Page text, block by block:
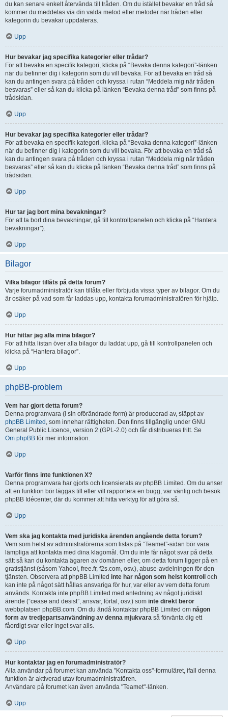
du kan senare enkelt återvända till tråden. Om du istället bevakar en tråd så
kommer du meddelas via din valda metod eller metoder när tråden eller
kategorin du bevakar uppdateras.
Upp
Hur bevakar jag specifika kategorier eller trådar?
För att bevaka en specifik kategori, klicka på “Bevaka denna kategori”-länken
när du befinner dig i kategorin som du vill bevaka. För att bevaka en tråd så
kan du antingen svara på tråden och kryssa i rutan “Meddela mig när tråden
besvaras” eller så kan du klicka på länken “Bevaka denna tråd” som finns på
trådsidan.
Upp
Hur bevakar jag specifika kategorier eller trådar?
För att bevaka en specifik kategori, klicka på “Bevaka denna kategori”-länken
när du befinner dig i kategorin som du vill bevaka. För att bevaka en tråd så
kan du antingen svara på tråden och kryssa i rutan “Meddela mig när tråden
besvaras” eller så kan du klicka på länken “Bevaka denna tråd” som finns på
trådsidan.
Upp
Hur tar jag bort mina bevakningar?
För att ta bort dina bevakningar, gå till kontrollpanelen och klicka på “Hantera
bevakningar”).
Upp
Bilagor
Vilka bilagor tillåts på detta forum?
Varje forumadministratör kan tillåta eller förbjuda vissa typer av bilagor. Om du
är osäker på vad som får laddas upp, kontakta forumadministratören för hjälp.
Upp
Hur hittar jag alla mina bilagor?
För att hitta listan över alla bilagor du laddat upp, gå till kontrollpanelen och
klicka på “Hantera bilagor”.
Upp
phpBB-problem
Vem har gjort detta forum?
Denna programvara (i sin oförändrade form) är producerad av, släppt av
phpBB Limited , som innehar rättigheten. Den finns tillgänglig under GNU
General Public Licence, version 2 (GPL-2.0) och får distribueras fritt. Se
Om phpBB för mer information.
Upp
Varför finns inte funktionen X?
Denna programvara har gjorts och licensierats av phpBB Limited. Om du anser
att en funktion bör läggas till eller vill rapportera en bugg, var vänlig och besök
phpBB Idécenter, där du kommer att hitta verktyg för att göra så.
Upp
Vem ska jag kontakta med juridiska ärenden angående detta forum?
Vem som helst av administratörerna som listas på “Teamet”-sidan bör vara
lämpliga att kontakta med dina klagomål. Om du inte får något svar på detta
sätt så kan du kontakta ägaren av domänen eller, om detta forum ligger på en
gratistjänst (såsom Yahoo!, free.fr, f2s.com, osv.), abuse-avdelningen för den
tjänsten. Observera att phpBB Limited inte har någon som helst kontroll
och
kan inte på något sätt hållas ansvariga för hur, var eller av vem detta forum
används. Kontakta inte phpBB Limited med anledning av något juridiskt
ärende (“cease and desist”, ansvar, förtal, osv.) som inte direkt berör
webbplatsen phpBB.com. Om du ändå kontaktar phpBB Limited om någon
form av tredjepartsanvändning av denna mjukvara så förvänta dig ett
fåordigt svar eller inget svar alls.
Upp
Hur kontaktar jag en forumadministratör?
Alla användar på forumet kan använda "Kontakta oss"-formuläret, ifall denna
funktion är aktiverad utav forumadministratören.
Användare på forumet kan även använda "Teamet"-länken.
Upp